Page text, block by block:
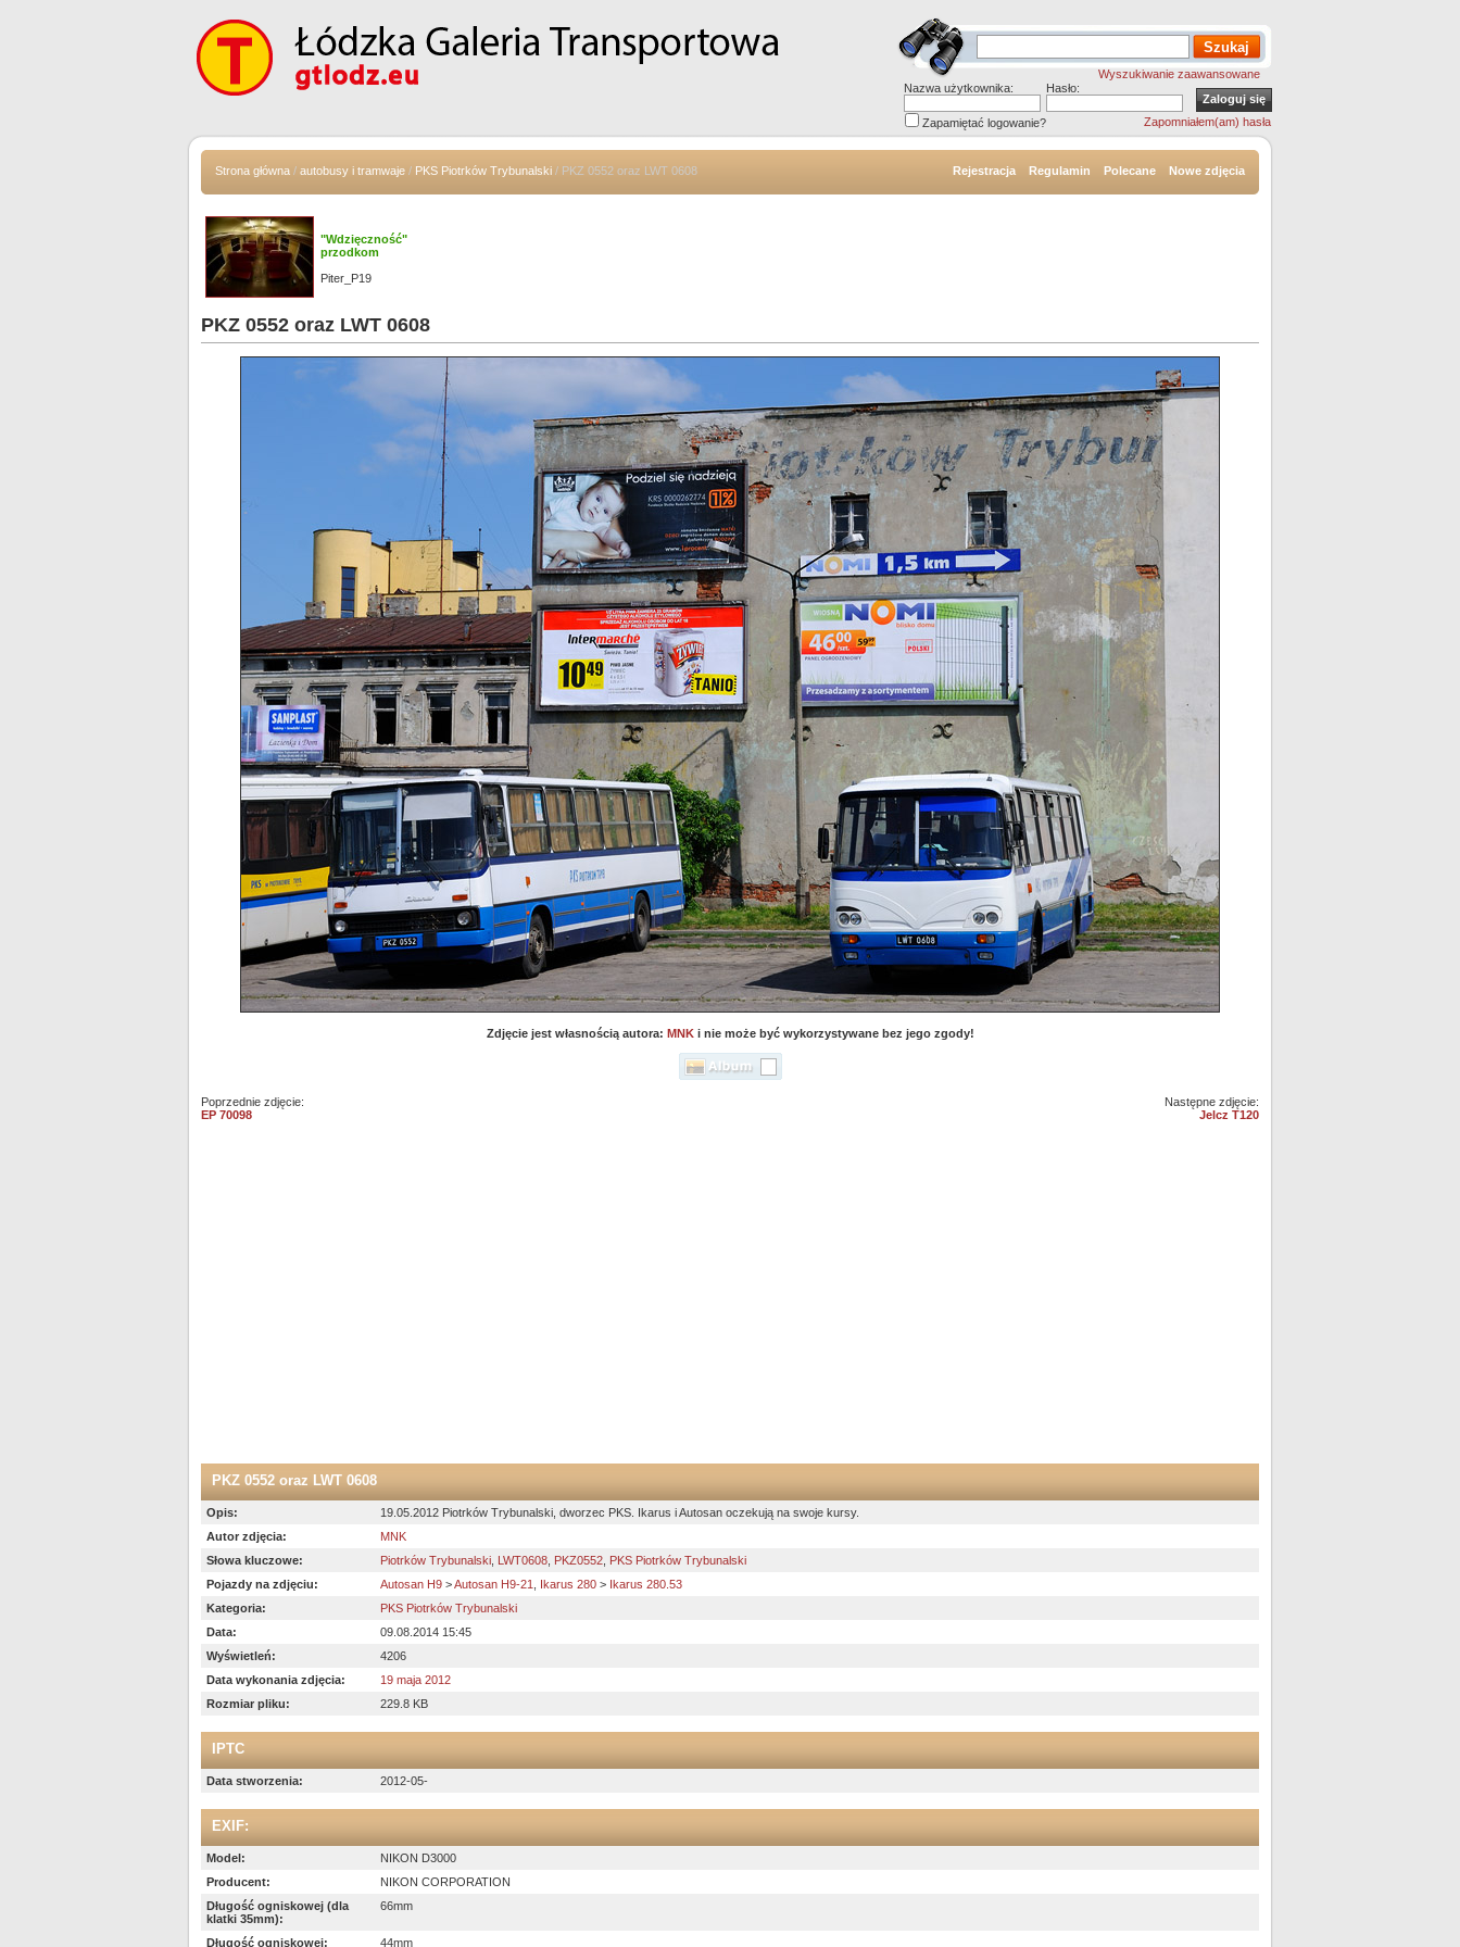
Wyszukiwanie zaawansowane
Nazwa użytkownika:
Hasło:
Zapamiętać logowanie? Zapomniałem(am) hasła
Strona główna / autobusy i tramwaje / PKS Piotrków Trybunalski / PKZ 0552 oraz LWT 0608 Rejestracja Regulamin Polecane Nowe zdjęcia
"Wdzięczność"
przodkom
Piter_P19
PKZ 0552 oraz LWT 0608
Zdjęcie jest własnością autora: MNKi nie może być wykorzystywane bez jego zgody!
Poprzednie zdjęcie:
EP 70098
Następne zdjęcie:
Jelcz T120
PKZ 0552 oraz LWT 0608
Opis:
19.05.2012 Piotrków Trybunalski, dworzec PKS. Ikarus i Autosan oczekują na swoje kursy.
Autor zdjęcia:
MNK
Słowa kluczowe:
Piotrków Trybunalski LWT0608 PKZ0552 PKS Piotrków Trybunalski
Pojazdy na zdjęciu:
Autosan H9 >Autosan H9-21 Ikarus 280 > Ikarus 280.53
Kategoria:
PKS Piotrków Trybunalski
Data:
09.08.2014 15:45
Wyświetleń:
4206
Data wykonania zdjęcia:
19 maja 2012
Rozmiar pliku:
229.8 KB
IPTC
Data stworzenia: 2012-05-
EXIF:
Model:
NIKON D3000
Producent:
NIKON CORPORATION
Długość ogniskowej (dla
klatki 35mm):
66mm
Długość ogniskowej: 44mm